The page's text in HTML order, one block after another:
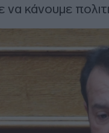
κάνουμε